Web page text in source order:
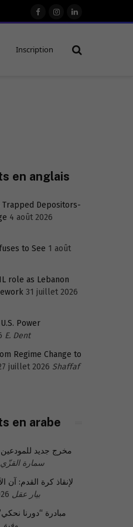
FacebookInstagram
LinkedIn
Inscription
en anglais
Trapped Depositors-
4 août 2026
to See 1 août
role as Lebanon
31 juillet 2026
Power
E. Dent
Regime Change to
juillet 2026 Shaffaf
en arabe
مخرج جديد للمودعين
سمارة القزّي
لإنقاذ كرة القدم: آن
بيار عقل
مبادرة “دورنا